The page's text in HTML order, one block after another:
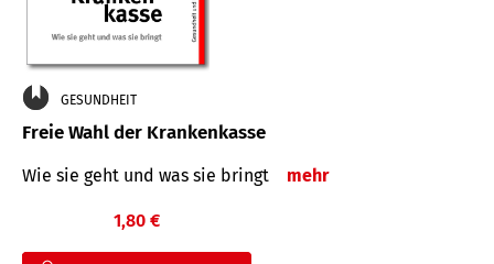
GESUNDHEIT
Freie Wahl der Krankenkasse
Wie sie geht und was sie bringt mehr
1,80 €